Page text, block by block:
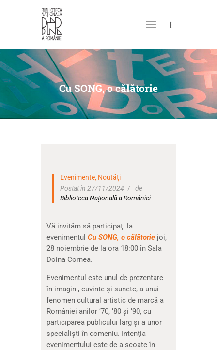
Cu SONG, o călătorie
DESPRE NOI
PERMISUL MEU DE
BIBLIOTECĂ
CATALOAGE ȘI COLECȚII
SPAȚII
NOUTĂȚI
Evenimente, Noutăți
Postat în 27/11/2024
de
Biblioteca Națională a României
Vă invităm să participaţi la
evenimentul Cu SONG, o călătoriejoi,
28 noiembrie de la ora 18:00 în Sala
Doina Cornea.
Evenimentul este unul de prezentare
în imagini, cuvinte şi sunete, a unui
fenomen cultural artistic de marcă a
României anilor ‘70, ‘80 şi ‘90, cu
participarea publicului larg şi a unor
specialişti în domeniu. Intenţia
evenimentului este de a scoate în